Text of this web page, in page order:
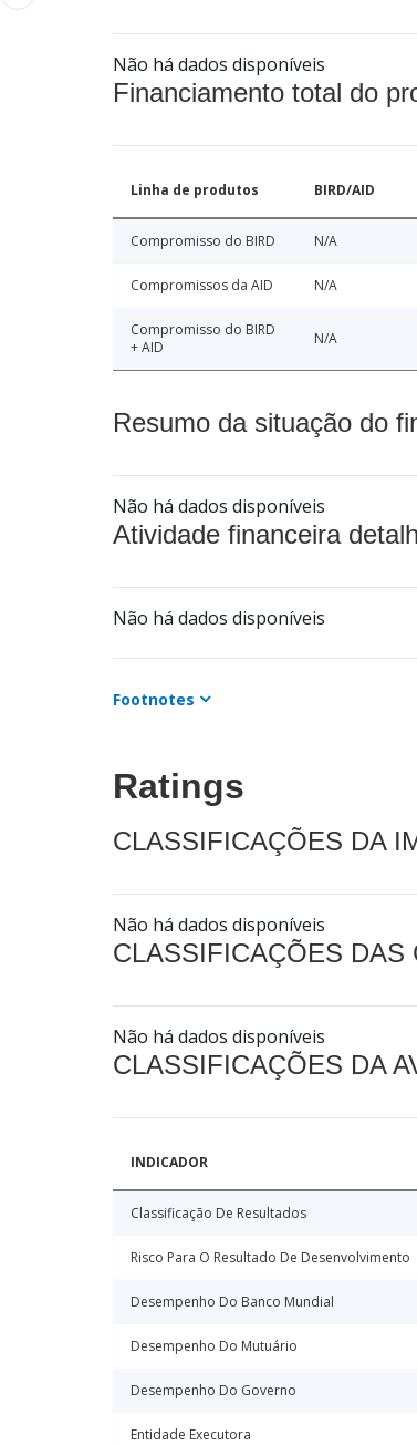
Não há dados disponíveis
Financiamento total do
Linha de produtos BIRD/AID
Compromisso do BIRD N/A
Compromissos da AID N/A
Compromisso do BIRD
+ AID
N/A
Resumo da situação do
Não há dados disponíveis
Atividade financeira
Não há dados disponíveis
Footnotes
Ratings
CLASSIFICAÇÕES DA
Não há dados disponíveis
CLASSIFICAÇÕES DAS
Não há dados disponíveis
CLASSIFICAÇÕES DA
INDICADOR
Classificação De Resultados
Risco Para O Resultado De Desenvolvimento
Desempenho Do Banco Mundial
Desempenho Do Mutuário
Desempenho Do Governo
Entidade Executora